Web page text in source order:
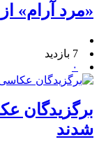
«مرد آرام»
7 بازدید
۰
برگزیدگان
شدند